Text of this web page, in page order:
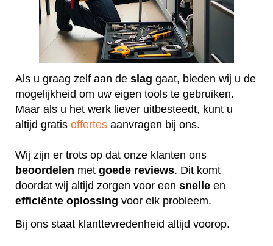
Als u graag zelf aan de slag gaat, bieden wij u de
mogelijkheid om uw eigen tools te gebruiken.
Maar als u het werk liever uitbesteedt, kunt u
altijd gratis offertes aanvragen bij ons.
Wij zijn er trots op dat onze klanten ons
beoordelen met goede reviews. Dit komt
doordat wij altijd zorgen voor een snelle en
efficiënte oplossing voor elk probleem.
Bij ons staat klanttevredenheid altijd voorop.